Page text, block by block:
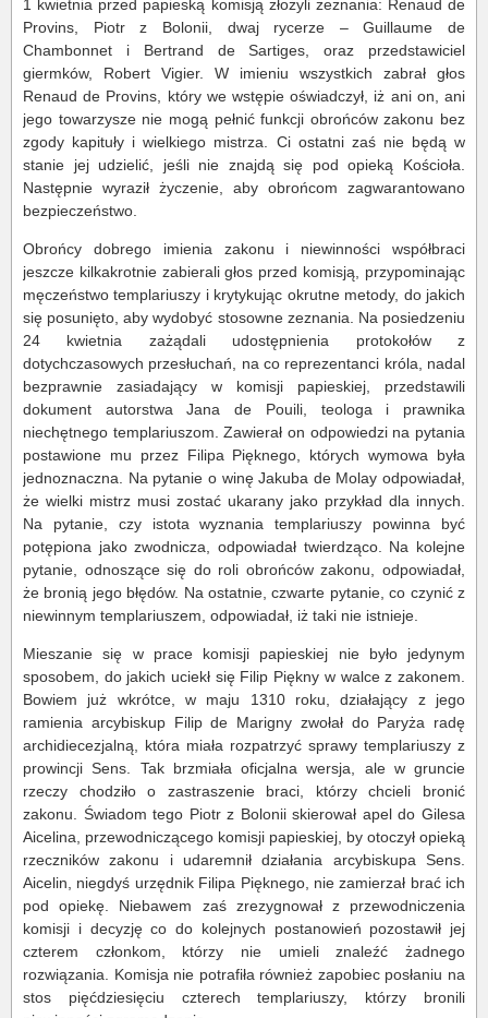
1 kwietnia przed papieską komisją złożyli zeznania: Renaud de
Provins, Piotr z Bolonii, dwaj rycerze – Guillaume de
Chambonnet i Bertrand de Sartiges, oraz przedstawiciel
giermków, Robert Vigier. W imieniu wszystkich zabrał głos
Renaud de Provins, który we wstępie oświadczył, iż ani on, ani
jego towarzysze nie mogą pełnić funkcji obrońców zakonu bez
zgody kapituły i wielkiego mistrza. Ci ostatni zaś nie będą w
stanie jej udzielić, jeśli nie znajdą się pod opieką Kościoła.
Następnie wyraził życzenie, aby obrońcom zagwarantowano
bezpieczeństwo.
Obrońcy dobrego imienia zakonu i niewinności współbraci
jeszcze kilkakrotnie zabierali głos przed komisją, przypominając
męczeństwo templariuszy i krytykując okrutne metody, do jakich
się posunięto, aby wydobyć stosowne zeznania. Na posiedzeniu
24 kwietnia zażądali udostępnienia protokołów z
dotychczasowych przesłuchań, na co reprezentanci króla, nadal
bezprawnie zasiadający w komisji papieskiej, przedstawili
dokument autorstwa Jana de Pouili, teologa i prawnika
niechętnego templariuszom. Zawierał on odpowiedzi na pytania
postawione mu przez Filipa Pięknego, których wymowa była
jednoznaczna. Na pytanie o winę Jakuba de Molay odpowiadał,
że wielki mistrz musi zostać ukarany jako przykład dla innych.
Na pytanie, czy istota wyznania templariuszy powinna być
potępiona jako zwodnicza, odpowiadał twierdząco. Na kolejne
pytanie, odnoszące się do roli obrońców zakonu, odpowiadał,
że bronią jego błędów. Na ostatnie, czwarte pytanie, co czynić z
niewinnym templariuszem, odpowiadał, iż taki nie istnieje.
Mieszanie się w prace komisji papieskiej nie było jedynym
sposobem, do jakich uciekł się Filip Piękny w walce z zakonem.
Bowiem już wkrótce, w maju 1310 roku, działający z jego
ramienia arcybiskup Filip de Marigny zwołał do Paryża radę
archidiecezjalną, która miała rozpatrzyć sprawy templariuszy z
prowincji Sens. Tak brzmiała oficjalna wersja, ale w gruncie
rzeczy chodziło o zastraszenie braci, którzy chcieli bronić
zakonu. Świadom tego Piotr z Bolonii skierował apel do Gilesa
Aicelina, przewodniczącego komisji papieskiej, by otoczył opieką
rzeczników zakonu i udaremnił działania arcybiskupa Sens.
Aicelin, niegdyś urzędnik Filipa Pięknego, nie zamierzał brać ich
pod opiekę. Niebawem zaś zrezygnował z przewodniczenia
komisji i decyzję co do kolejnych postanowień pozostawił jej
czterem członkom, którzy nie umieli znaleźć żadnego
rozwiązania. Komisja nie potrafiła również zapobiec posłaniu na
stos pięćdziesięciu czterech templariuszy, którzy bronili